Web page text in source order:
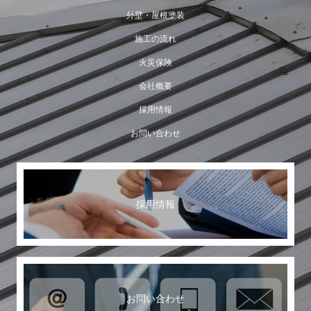
外壁・屋根塗装
施工の流れ
火災保険
会社概要
採用情報
お問い合わせ
採用情報
お問い合わせ